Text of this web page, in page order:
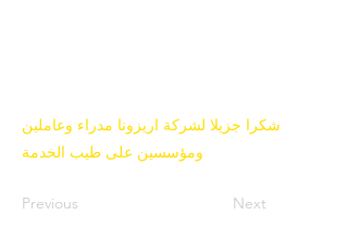
شكرا جزيلا لشركة اريزونا مدراء وعاملين
ومؤسسين على طيب الخدمة
Previous Next